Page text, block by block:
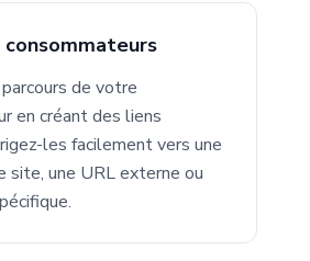
consommateurs
de votre
en créant des liens
les facilement vers une
site, une URL externe ou